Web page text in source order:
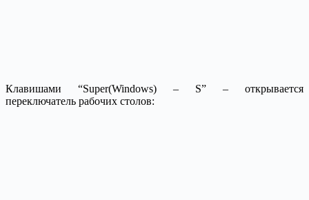
Клавишами “Super(Windows) – S” – открывается
переключатель рабочих столов: